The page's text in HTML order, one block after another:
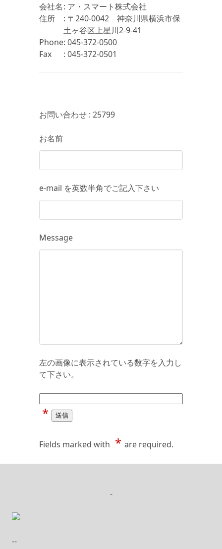
会社名: ア・スマート株式会社
住所
: 〒240-0042 神奈川県横浜市保
土ヶ谷区上星川2-9-41
Phone: 045-372-0500
Fax
: 045-372-0501
お問い合わせ : 25799
お名前
e-mail を英数半角でご記入下さい
Message
左の画像に表示されている数字を入力し
て下さい。
*
Fields marked with * are required.
-
--